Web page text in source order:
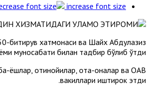
increase font size
битирув хатмонаси ва Шайх Абдулазиз
муносабати билан тадбир бўлиб ўтди.
ёшлар, отинойилар, ота-оналар ва ОАВ
вакиллари иштирок этди.